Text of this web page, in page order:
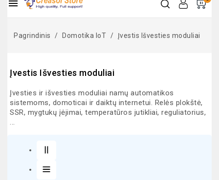

Pagrindinis Domotika IoT Įvestis Išvesties moduliai
Įvestis Išvesties moduliai
Įvesties ir išvesties moduliai namų automatikos
sistemoms, domoticai ir daiktų internetui. Relės plokštė,
SSR, mygtukų įėjimai, temperatūros jutikliai, reguliatorius,
...